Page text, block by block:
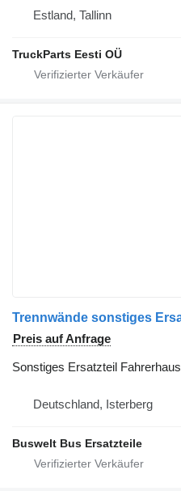
Estland, Tallinn
TruckParts Eesti OÜ
Preis auf Anfrage
Sonstiges Ersatzteil Fahrerhaus
Deutschland, Isterberg
Buswelt Bus Ersatzteile